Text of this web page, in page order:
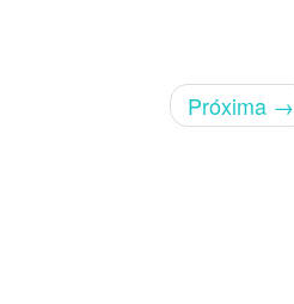
Próxima →